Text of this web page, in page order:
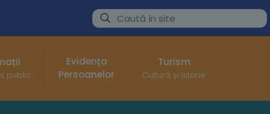
public
Evidența
Persoanelor
Turism
Cultură și Istorie